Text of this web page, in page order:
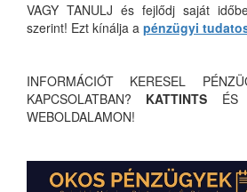
VAGY TANULJ és fejlődj saját
szerint! Ezt kínálja a pénzügyi
INFORMÁCIÓT KERESEL
KAPCSOLATBAN? KATTINTS ÉS
WEBOLDALAMON!